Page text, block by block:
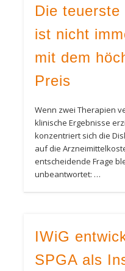
Die teuerste
ist nicht
mit dem
Preis
Wenn zwei Therapien
klinische Ergebnisse
konzentriert sich die
auf die
entscheidende Frage
unbeantwortet: …
IWiG
SPGA als